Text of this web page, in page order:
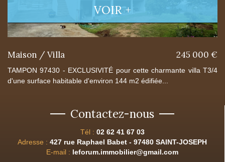
VOIR +
Maison / Villa 245 000 €
TAMPON 97430 - EXCLUSIVITÉ pour cette charmante villa T3/4
d'une surface habitable d'environ 144 m2 édifiée...
Contactez-nous
Tél : 02 62 41 67 03
Adresse : 427 rue Raphael Babet - 97480 SAINT-JOSEPH
E-mail : leforum.immobilier@gmail.com